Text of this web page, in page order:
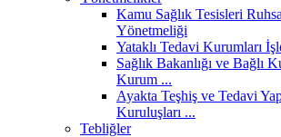
Kamu Sağlık Tesisleri
Yönetmeliği
Yataklı Tedavi Kurumları
Sağlık Bakanlığı ve Bağlı
Kurum ...
Ayakta Teşhiş ve Tedavi
Kuruluşları ...
Tebliğler